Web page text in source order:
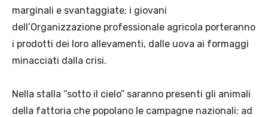
marginali e svantaggiate; i giovani
dell’Organizzazione professionale agricola porteranno
i prodotti dei loro allevamenti, dalle uova ai formaggi
minacciati dalla crisi.
Nella stalla “sotto il cielo” saranno presenti gli animali
della fattoria che popolano le campagne nazionali: ad